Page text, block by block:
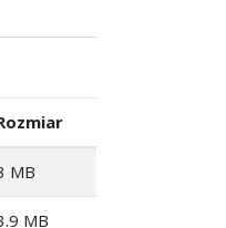
MB
MB